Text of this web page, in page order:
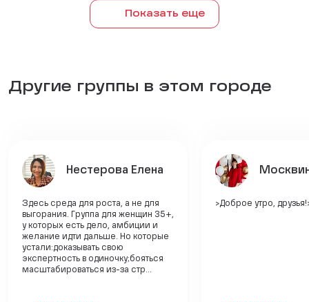
Показать еще
Другие группы в этом городе
Нестерова Елена
Здесь среда для роста, а не для
выгорания. Группа для женщин 35+,
у которых есть дело, амбиции и
желание идти дальше. Но которые
устали:доказывать свою
экспертность в одиночку;бояться
масштабироваться из-за стр...
>Доброе утро,